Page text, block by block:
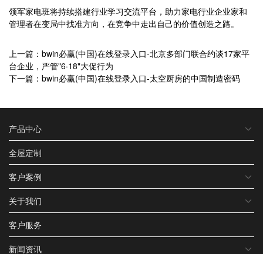
领军家电班将持续搭建行业学习交流平台，助力家电行业企业家和
管理者在变局中找准方向，在竞争中走出自己的价值创造之路。
上一篇：bwin必赢(中国)在线登录入口-北京多部门联合约谈17家平
台企业，严管"6·18"大促行为
下一篇：bwin必赢(中国)在线登录入口-太空厨房的中国制造密码
产品中心
全屋定制
客户案例
关于我们
客户服务
新闻资讯